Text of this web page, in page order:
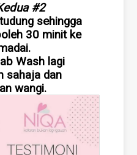
#2
sehingga
30 minit ke
Wash lagi
sahaja dan
wangi.